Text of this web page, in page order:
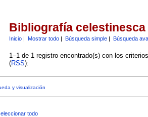
Bibliografía celestinesca
Inicio| Mostrar todo| Búsqueda simple| Búsqueda
1–1 de 1 registro encontrado(s) con los
(RSS):
y visualización
todo